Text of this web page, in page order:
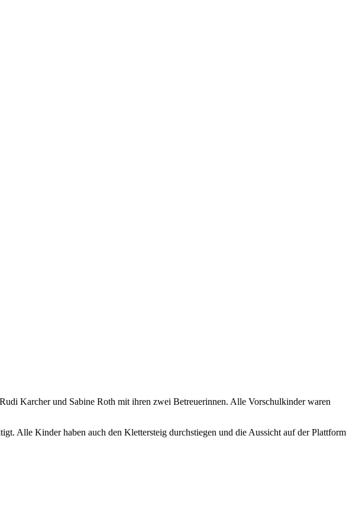
Karcher und Sabine Roth mit ihren zwei Betreuerinnen. Alle Vorschulkinder waren
Alle Kinder haben auch den Klettersteig durchstiegen und die Aussicht auf der Plattform